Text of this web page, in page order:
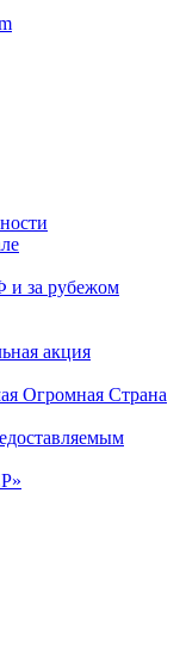
и за рубежом
акция
Огромная Страна